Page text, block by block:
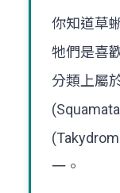
你知道草
牠們是喜
分類上屬
一。